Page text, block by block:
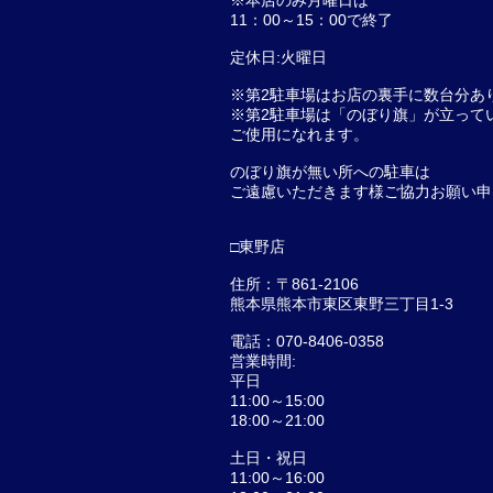
11：00～15：00で終了
定休日:火曜日
※第2駐車場はお店の裏手に数台分あ
※第2駐車場は「のぼり旗」が立って
ご使用になれます。
のぼり旗が無い所への駐車は
ご遠慮いただきます様ご協力お願い
□東野店
住所：〒861-2106
熊本県熊本市東区東野三丁目1-3
電話：070-8406-0358
営業時間:
平日
11:00～15:00
18:00～21:00
土日・祝日​
11:00～16:00